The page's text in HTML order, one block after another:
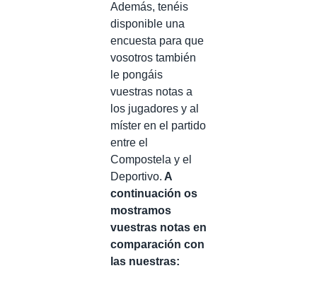
Además, tenéis
disponible una
encuesta para que
vosotros también
le pongáis
vuestras notas a
los jugadores y al
míster en el partido
entre el
Compostela y el
Deportivo. A
continuación os
mostramos
vuestras notas en
comparación con
las nuestras: